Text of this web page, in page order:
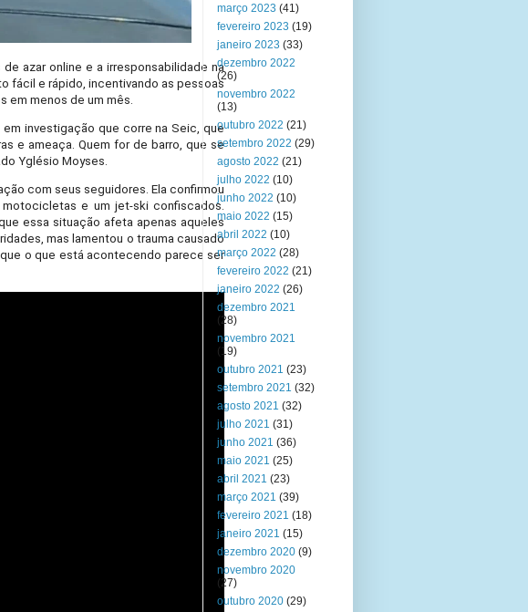
azar online e a irresponsabilidade na
fácil e rápido, incentivando as pessoas
em menos de um mês.
em investigação que corre na Seic, que
e ameaça. Quem for de barro, que se
Yglésio Moyses.
com seus seguidores. Ela confirmou
e um jet-ski confiscados.
essa situação afeta apenas aqueles
mas lamentou o trauma causado
o que está acontecendo parece ser
março 2023 (41)
fevereiro 2023 (19)
janeiro 2023 (33)
dezembro 2022
(26)
novembro 2022
(13)
outubro 2022 (21)
setembro 2022 (29)
agosto 2022 (21)
julho 2022 (10)
junho 2022 (10)
maio 2022 (15)
abril 2022 (10)
março 2022 (28)
fevereiro 2022 (21)
janeiro 2022 (26)
dezembro 2021
(28)
novembro 2021
(19)
outubro 2021 (23)
setembro 2021 (32)
agosto 2021 (32)
julho 2021 (31)
junho 2021 (36)
maio 2021 (25)
abril 2021 (23)
março 2021 (39)
fevereiro 2021 (18)
janeiro 2021 (15)
dezembro 2020 (9)
novembro 2020
(27)
outubro 2020 (29)